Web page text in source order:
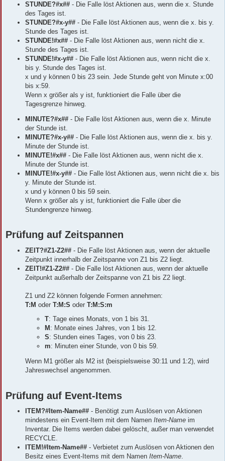
STUNDE?#x## - Die Falle löst Aktionen aus, wenn die x. Stunde
des Tages ist.
STUNDE?#x-y## - Die Falle löst Aktionen aus, wenn die x. bis y.
Stunde des Tages ist.
STUNDE!#x## - Die Falle löst Aktionen aus, wenn nicht die x.
Stunde des Tages ist.
STUNDE!#x-y## - Die Falle löst Aktionen aus, wenn nicht die x.
bis y. Stunde des Tages ist.
x und y können 0 bis 23 sein. Jede Stunde geht von Minute x:00
bis x:59.
Wenn x größer als y ist, funktioniert die Falle über die
Tagesgrenze hinweg.
MINUTE?#x## - Die Falle löst Aktionen aus, wenn die x. Minute
der Stunde ist.
MINUTE?#x-y## - Die Falle löst Aktionen aus, wenn die x. bis y.
Minute der Stunde ist.
MINUTE!#x## - Die Falle löst Aktionen aus, wenn nicht die x.
Minute der Stunde ist.
MINUTE!#x-y## - Die Falle löst Aktionen aus, wenn nicht die x. bis
y. Minute der Stunde ist.
x und y können 0 bis 59 sein.
Wenn x größer als y ist, funktioniert die Falle über die
Stundengrenze hinweg.
Prüfung auf Zeitspannen
ZEIT?#Z1-Z2## - Die Falle löst Aktionen aus, wenn der aktuelle
Zeitpunkt innerhalb der Zeitspanne von Z1 bis Z2 liegt.
ZEIT!#Z1-Z2## - Die Falle löst Aktionen aus, wenn der aktuelle
Zeitpunkt außerhalb der Zeitspanne von Z1 bis Z2 liegt.
Z1 und Z2 können folgende Formen annehmen:
T:M oder T:M:S oder T:M:S:m
T: Tage eines Monats, von 1 bis 31.
M : Monate eines Jahres, von 1 bis 12.
S: Stunden eines Tages, von 0 bis 23.
m: Minuten einer Stunde, von 0 bis 59.
Wenn M1 größer als M2 ist (beispielsweise 30:11 und 1:2), wird
Jahreswechsel angenommen.
Prüfung auf Event-Items
ITEM?#Item-Name## - Benötigt zum Auslösen von Aktionen
mindestens ein Event-Item mit dem Namen Item-Name im
Inventar. Die Items werden dabei gelöscht, außer man verwendet
RECYCLE.
ITEM!#Item-Name## - Verbietet zum Auslösen von Aktionen den
Besitz eines Event-Items mit dem Namen Item-Name.